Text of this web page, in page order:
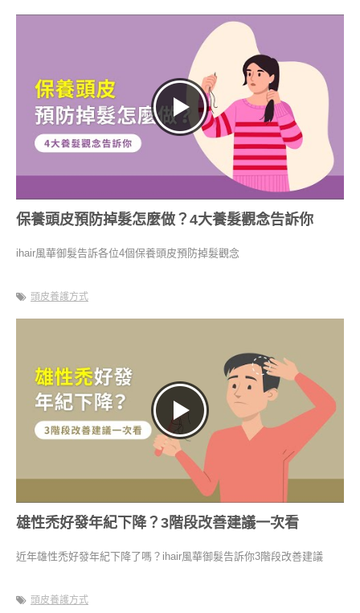
保養頭皮預防掉髮怎麼做？4大養髮觀念告訴你
ihair風華御髮告訴各位4個保養頭皮預防掉髮觀念
頭皮養護方式
雄性禿好發年紀下降？3階段改善建議一次看
近年雄性禿好發年紀下降了嗎？ihair風華御髮告訴你3階段改善建議
頭皮養護方式